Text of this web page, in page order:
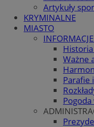
Artykuły
KRYMINALNE
MIASTO
Ważne
Parafie